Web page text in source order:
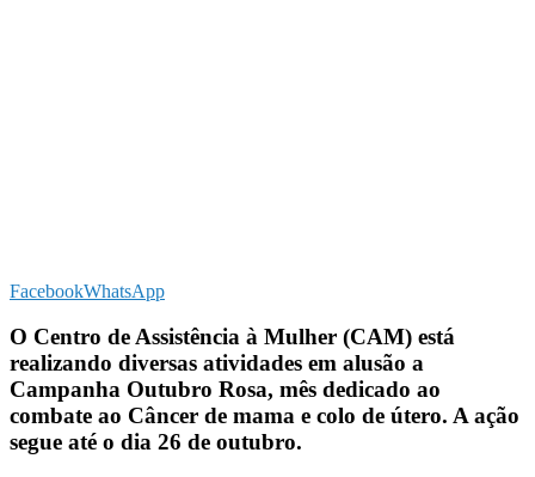
FacebookWhatsApp
O Centro de Assistência à Mulher (CAM) está
realizando diversas atividades em alusão a
Campanha Outubro Rosa, mês dedicado ao
combate ao Câncer de mama e colo de útero. A ação
segue até o dia 26 de outubro.